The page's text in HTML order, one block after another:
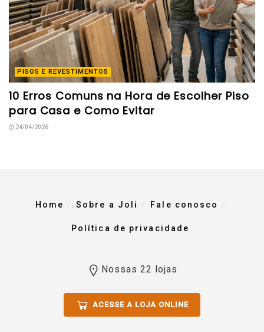
PISOS E REVESTIMENTOS
10 Erros Comuns na Hora de Escolher Piso
para Casa e Como Evitar
24/04/2026
Home Sobre a Joli Fale conosco
Política de privacidade
Nossas 22 lojas
ACESSE A LOJA ONLINE